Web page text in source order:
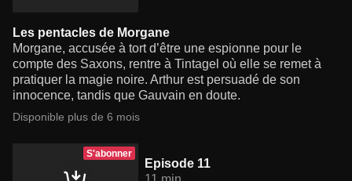
Les pentacles de Morgane
Morgane, accusée à tort d’être une espionne pour le
compte des Saxons, rentre à Tintagel où elle se remet à
pratiquer la magie noire. Arthur est persuadé de son
innocence, tandis que Gauvain en doute.
Disponible plus de 6 mois
S'abonner
Episode 11